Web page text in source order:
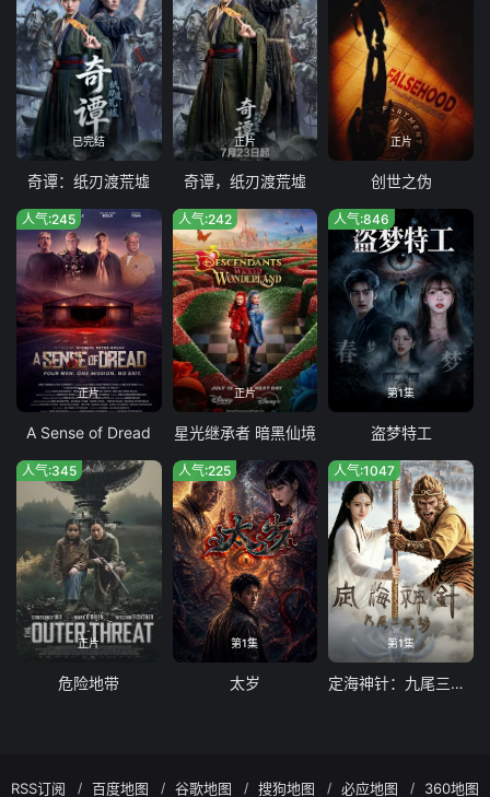
已完结
奇谭：纸刃渡荒墟
正片
奇谭，纸刃渡荒墟
正片
创世之伪
正片
人气:245
A Sense of Dread
正片
人气:242
星光继承者 暗黑仙境
第1集
人气:846
盗梦特工
正片
人气:345
危险地带
第1集
人气:225
太岁
第1集
人气:1047
定海神针：九尾三世劫
RSS订阅 百度地图 谷歌地图 搜狗地图 必应地图 360地图